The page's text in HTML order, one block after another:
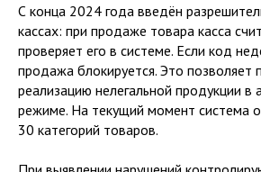
С конца 2024 года введён
кассах: при продаже товара касса
проверяет его в системе. Если код
продажа блокируется. Это позволяет
реализацию нелегальной продукции в
режиме. На текущий момент система
30 категорий товаров.